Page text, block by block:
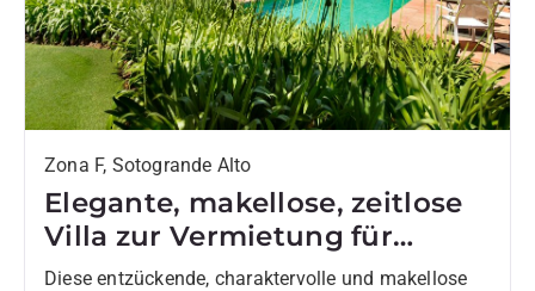
Zona F, Sotogrande Alto
Elegante, makellose, zeitlose
Villa zur Vermietung für
anspruchsvolle Mieter
Diese entzückende, charaktervolle und makellose